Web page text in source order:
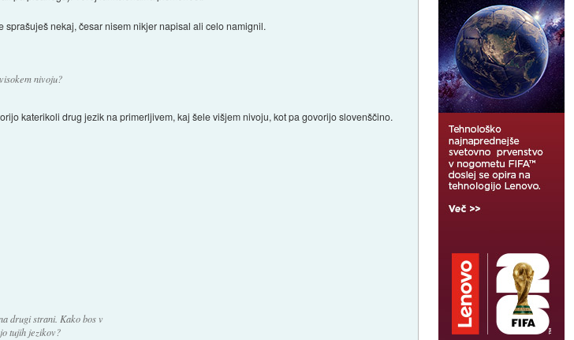
nekaj, česar nisem nikjer napisal ali celo namignil.
nivoju?
katerikoli drug jezik na primerljivem, kaj šele višjem nivoju, kot pa govorijo slovenščino.
drugi strani. Kako bos v
tujih jezikov?